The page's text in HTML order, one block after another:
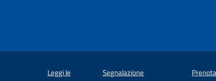
Leggi le Segnalazione